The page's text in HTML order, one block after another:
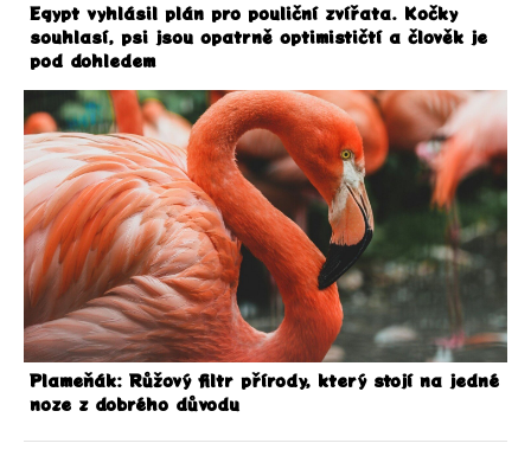
Egypt vyhlásil plán pro pouliční zvířata. Kočky
souhlasí, psi jsou opatrně optimističtí a člověk je
pod dohledem
Plameňák: Růžový filtr přírody, který stojí na jedné
noze z dobrého důvodu